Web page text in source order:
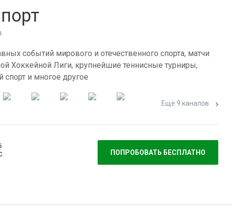
событий мирового и отечественного спорта, матчи
Хоккейной Лиги, крупнейшие теннисные турниры,
спорт и многое другое
Ещё 9 каналов
ПОПРОБОВАТЬ БЕСПЛАТНО